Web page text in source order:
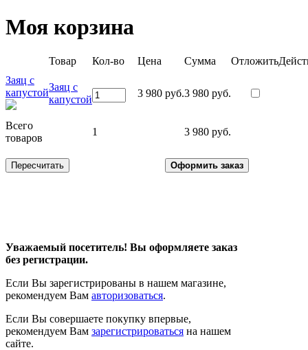
Моя корзина
Товар Кол-во Цена Сумма Отложить
Заяц с
капустойЗаяц с
капустой
3 980 руб.3 980 руб.
Всего
товаров
1 3 980 руб.
Уважаемый посетитель! Вы оформляете заказ
без регистрации.
Если Вы зарегистрированы в нашем магазине,
рекомендуем Вам авторизоваться.
Если Вы совершаете покупку впервые,
рекомендуем Вам зарегистрироваться на нашем
сайте.